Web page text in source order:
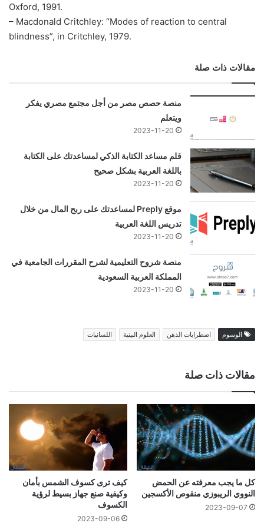
Oxford, 1991.
– Macdonald Critchley: “Modes of reaction to central
blindness”, in Critchley, 1979.
مقالات ذات صلة
منصة حصص مصر من أجل مجتمع مصري يفكر
ويتعلم
2023-11-20
قلم مساعد الكتابة الذكي لمساعدتك على الكتابة
باللغة العربية بشكل صحيح
2023-11-20
موقع Preply لمساعدتك على ربح المال من خلال
تدريس اللغة العربية
2023-11-20
منصة شروح التعليمية لشرح المقررات الجامعية في
المملكة العربية السعودية
2023-11-20
الوسوم اضطرابات الذهن العلوم البينية اللسانيات
مقالات ذات صلة
كل ما يجب معرفته عن الحمض
النووي الريبوزي منقوص الأكسجين
2023-09-07
كيف ترى كسوف الشمس بأمان
وكيفية صنع جهاز بسيط لرؤية
الكسوف
2023-09-06